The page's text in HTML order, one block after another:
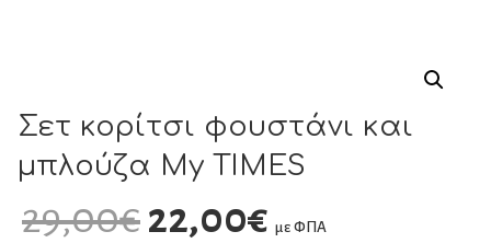
Σετ κορίτσι φουστάνι και
μπλούζα My TIMES
29,00€ 22,00€ με ΦΠΑ